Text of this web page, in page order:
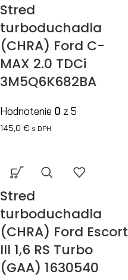
Stred
turboduchadla
(CHRA) Ford C-
MAX 2.0 TDCi
3M5Q6K682BA
Hodnotenie 0 z 5
145,0 € s DPH
Stred
turboduchadla
(CHRA) Ford Escort
III 1,6 RS Turbo
(GAA) 1630540